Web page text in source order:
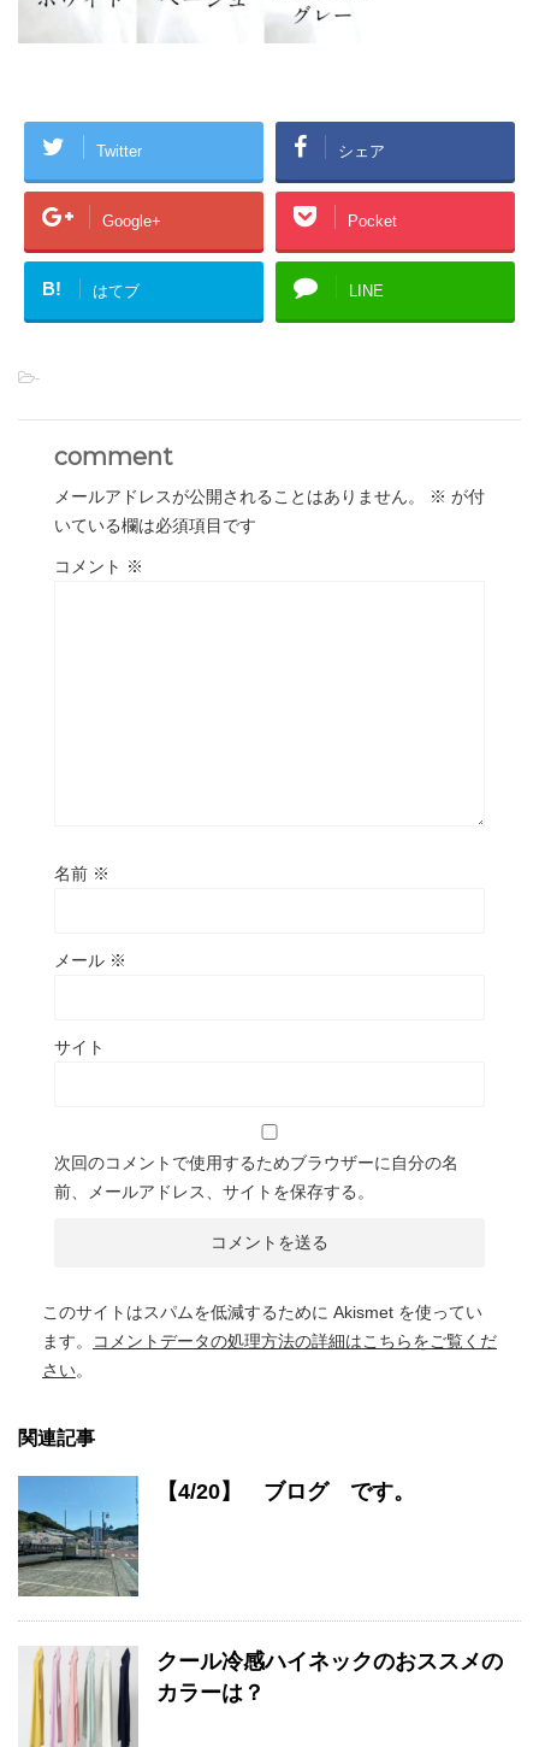
Twitter シェア
Google+ Pocket
B! はてブ LINE
-
comment
メールアドレスが公開されることはありません。 ※ が付
いている欄は必須項目です
コメント ※
名前 ※
メール ※
サイト
次回のコメントで使用するためブラウザーに自分の名
前、メールアドレス、サイトを保存する。
このサイトはスパムを低減するために Akismet を使ってい
ます。
コメントデータの処理方法の詳細はこちらをご覧くだ
さい。
関連記事
【4/20】 ブログ です。
クール冷感ハイネックのおススメの
カラーは？